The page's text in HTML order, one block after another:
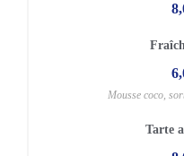
Mousse coco,
Tarte